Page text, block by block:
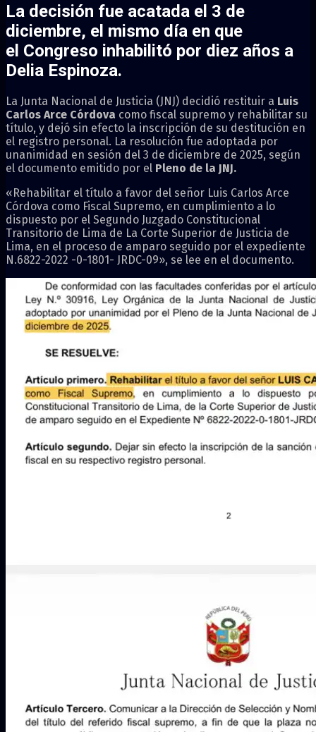
La decisión fue acatada el 3 de
diciembre, el mismo día en que
el Congreso inhabilitó por diez años a
Delia Espinoza.
La Junta Nacional de Justicia (JNJ) decidió restituir a Luis
Carlos Arce Córdova como fiscal supremo y rehabilitar su
título, y dejó sin efecto la inscripción de su destitución en
el registro personal. La resolución fue adoptada por
unanimidad en sesión del 3 de diciembre de 2025, según
el documento emitido por el Pleno de la JNJ.
«Rehabilitar el título a favor del señor Luis Carlos Arce
Córdova como Fiscal Supremo, en cumplimiento a lo
dispuesto por el Segundo Juzgado Constitucional
Transitorio de Lima de La Corte Superior de Justicia de
Lima, en el proceso de amparo seguido por el expediente
N.6822-2022 -0-1801- JRDC-09», se lee en el documento.